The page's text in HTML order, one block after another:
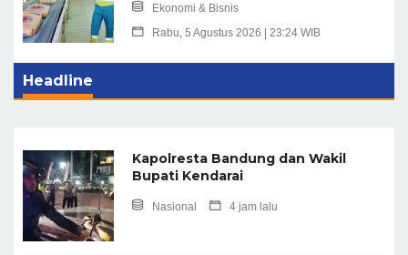
Ekonomi & Bisnis
Rabu, 5 Agustus 2026 | 23:24 WIB
Headline
Kapolresta Bandung dan Wakil
Bupati Kendarai
Nasional 4 jam lalu